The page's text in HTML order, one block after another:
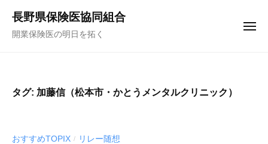
長野県保険医協同組合
開業保険医の明日を拓く
メ
タグ: 加藤信（松本市・かとうメンタルクリニック）
おすすめTOPIX / リレー随想